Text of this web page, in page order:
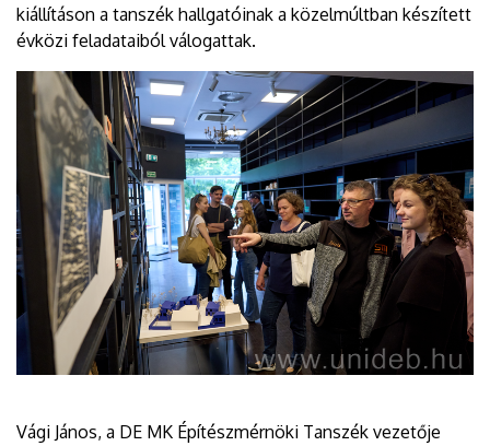
kiállításon a tanszék hallgatóinak a közelmúltban készített
évközi feladataiból válogattak.
Vági János, a DE MK Építészmérnöki Tanszék vezetője